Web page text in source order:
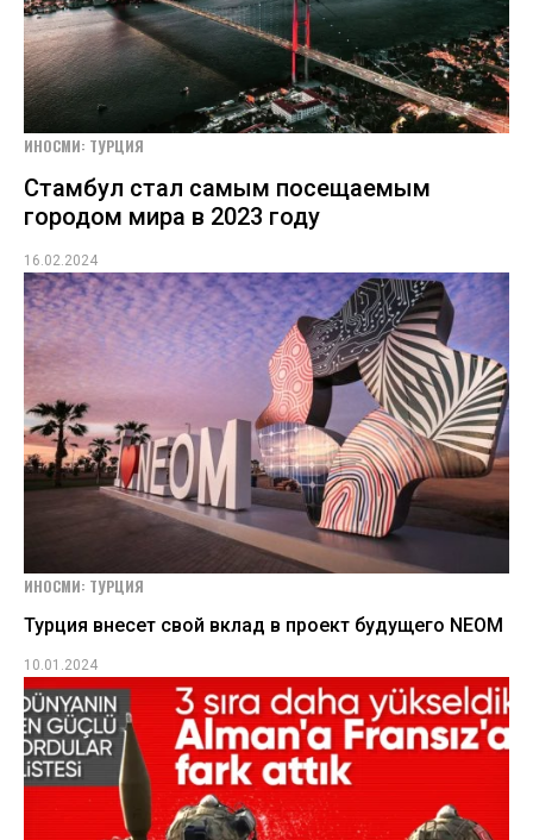
ИНОСМИ: ТУРЦИЯ
Стамбул стал самым посещаемым
городом мира в 2023 году
16.02.2024
ИНОСМИ: ТУРЦИЯ
Турция внесет свой вклад в проект будущего NEOM
10.01.2024